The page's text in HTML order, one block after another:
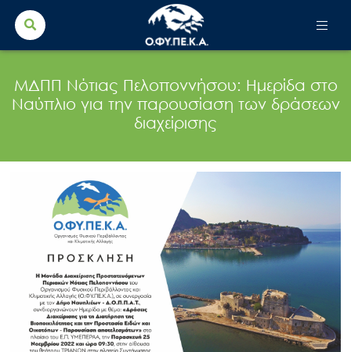
Search
for:
ΜΔΠΠ Νότιας Πελοποννήσου: Ημερίδα στο
Ναύπλιο για την παρουσίαση των δράσεων
διαχείρισης